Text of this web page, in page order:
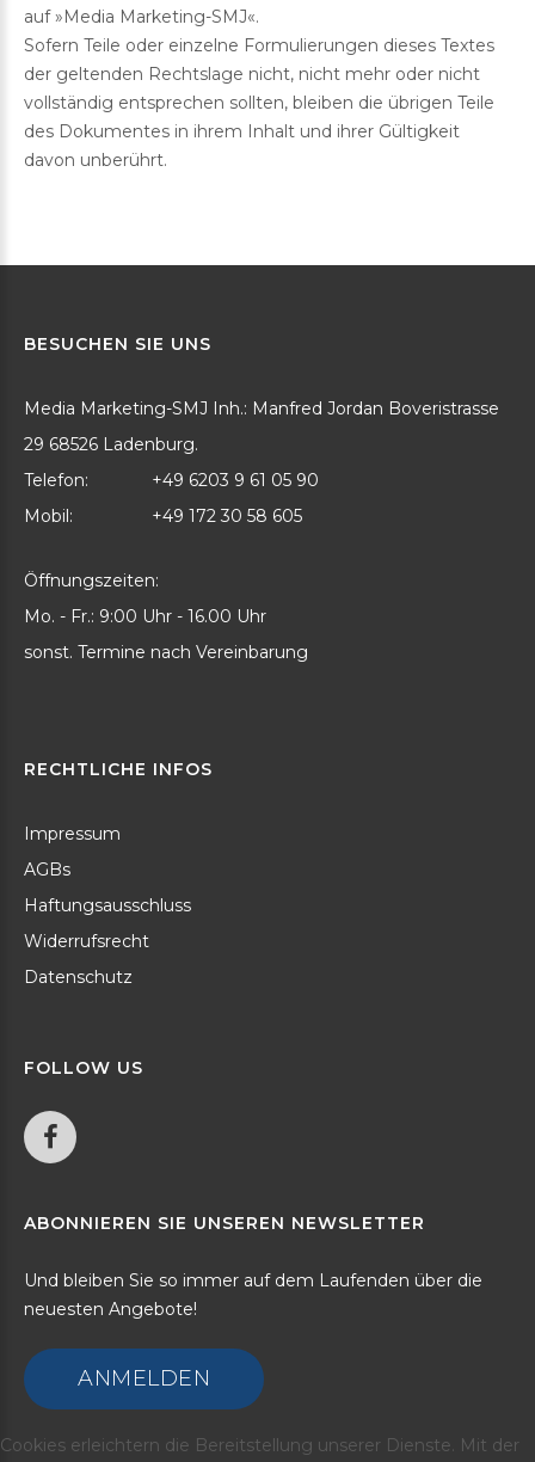
auf »Media Marketing-SMJ«.
Sofern Teile oder einzelne Formulierungen dieses Textes
der geltenden Rechtslage nicht, nicht mehr oder nicht
vollständig entsprechen sollten, bleiben die übrigen Teile
des Dokumentes in ihrem Inhalt und ihrer Gültigkeit
davon unberührt.
BESUCHEN SIE UNS
Media Marketing-SMJ Inh.: Manfred Jordan Boveristrasse
29 68526 Ladenburg.
Telefon:
+49 6203 9 61 05 90
Mobil:
+49 172 30 58 605
Öffnungszeiten:
Mo. - Fr.: 9:00 Uhr - 16.00 Uhr
sonst. Termine nach Vereinbarung
RECHTLICHE INFOS
Impressum
AGBs
Haftungsausschluss
Widerrufsrecht
Datenschutz
FOLLOW US
ABONNIEREN SIE UNSEREN NEWSLETTER
Und bleiben Sie so immer auf dem Laufenden über die
neuesten Angebote!
ANMELDEN
Cookies erleichtern die Bereitstellung unserer Dienste. Mit der